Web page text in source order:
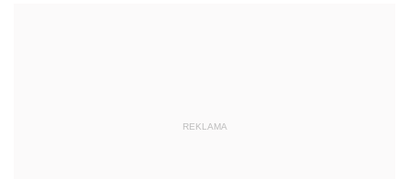
REKLAMA